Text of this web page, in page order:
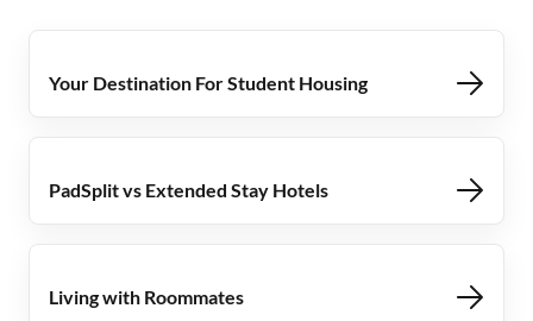
Your Destination For Student Housing
PadSplit vs Extended Stay Hotels
Living with Roommates